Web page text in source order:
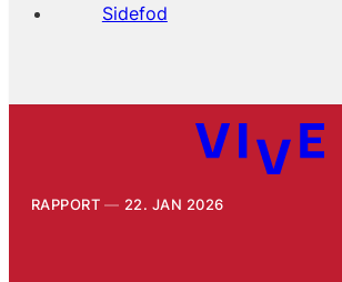
Sidefod
RAPPORT 22. JAN 2026